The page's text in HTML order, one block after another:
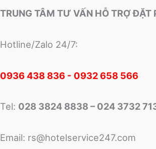
TRUNG TÂM TƯ VẤN HỖ TRỢ ĐẶT
Hotline/Zalo 24/7:
0936 438 836 - 0932 658 566
Tel: 028 3824 8838 – 024 3732
Email: rs@hotelservice247.com